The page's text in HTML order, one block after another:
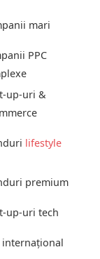
mari
PPC
up-uri &
lifestyle
premium
up-uri tech
internațional